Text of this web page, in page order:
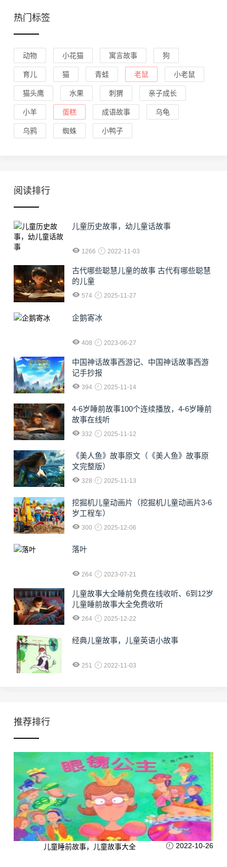
热门标签
动物 小花猫 寓言故事 狗
育儿 猫 青蛙 老鼠 小老鼠
猫头鹰 水果 刺猬 亲子成长
小羊 蛋糕 成语故事 乌龟
乌鸦 蜘蛛 小鸭子
阅读排行
儿童历史故事，幼儿童话故事
1266 2022-11-03
古代哪些聪慧儿童的故事 古代有哪些聪慧
的儿童
574 2025-11-27
企鹅寄冰
408 2023-06-27
中国神话故事西游记、中国神话故事西游
记手抄报
394 2025-11-14
4-6岁睡前故事100个连续播放，4-6岁睡前
故事在线听
332 2025-11-12
《美人鱼》故事原文（《美人鱼》故事原
文完整版）
328 2025-11-13
挖掘机儿童动画片（挖掘机儿童动画片3-6
岁工程车）
300 2025-12-06
落叶
264 2023-07-21
儿童故事大全睡前免费在线收听、6到12岁
儿童睡前故事大全免费收听
264 2025-12-22
经典儿童故事，儿童英语小故事
251 2022-11-03
推荐排行
儿童睡前故事，儿童故事大全 2022-10-26